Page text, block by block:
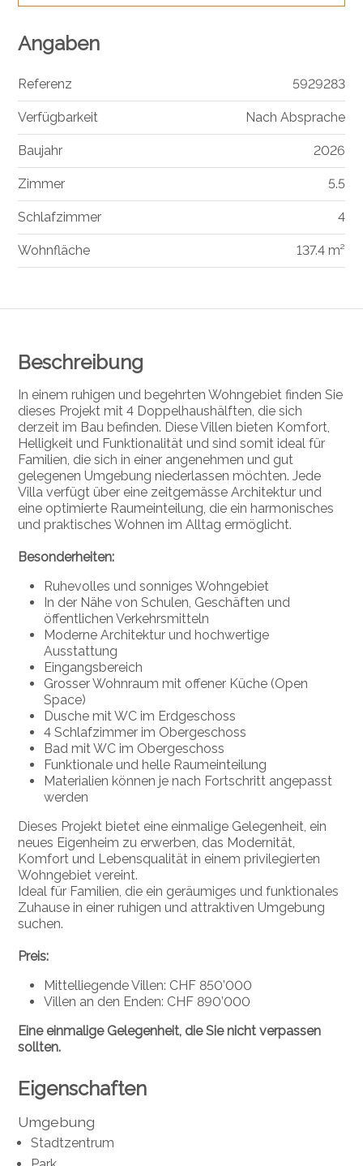
Beschreibung
In einem ruhigen und begehrten Wohngebiet finden Sie
dieses Projekt mit 4 Doppelhaushälften, die sich
derzeit im Bau befinden. Diese Villen bieten Komfort,
Helligkeit und Funktionalität und sind somit ideal für
Familien, die sich in einer angenehmen und gut
gelegenen Umgebung niederlassen möchten. Jede
Villa verfügt über eine zeitgemässe Architektur und
eine optimierte Raumeinteilung, die ein harmonisches
und praktisches Wohnen im Alltag ermöglicht.
Besonderheiten:
Ruhevolles und sonniges Wohngebiet
In der Nähe von Schulen, Geschäften und
öffentlichen Verkehrsmitteln
Moderne Architektur und hochwertige
Ausstattung
Eingangsbereich
Grosser Wohnraum mit offener Küche (Open
Space)
Dusche mit WC im Erdgeschoss
4 Schlafzimmer im Obergeschoss
Bad mit WC im Obergeschoss
Funktionale und helle Raumeinteilung
Materialien können je nach Fortschritt angepasst
werden
Dieses Projekt bietet eine einmalige Gelegenheit, ein
neues Eigenheim zu erwerben, das Modernität,
Komfort und Lebensqualität in einem privilegierten
Wohngebiet vereint.
Ideal für Familien, die ein geräumiges und funktionales
Zuhause in einer ruhigen und attraktiven Umgebung
suchen.
Preis:
Mittelliegende Villen: CHF 850’000
Villen an den Enden: CHF 890’000
Eine einmalige Gelegenheit, die Sie nicht verpassen
sollten.
Eigenschaften
Umgebung
Stadtzentrum
Angaben
Referenz 5929283
Verfügbarkeit Nach Absprache
Baujahr 2026
Zimmer 5.5
Schlafzimmer 4
Wohnfläche 137.4 m²